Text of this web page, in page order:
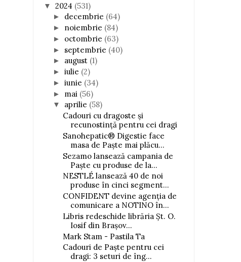
▼ 2024 (531)
► decembrie (64)
► noiembrie (84)
► octombrie (63)
► septembrie (40)
► august (1)
► iulie (2)
► iunie (34)
► mai (56)
▼ aprilie (58)
Cadouri cu dragoste și
recunostinţă pentru cei dragi
Sanohepatic® Digestie face
masa de Paște mai plăcu...
Sezamo lansează campania de
Paște cu produse de la...
NESTLÉ lansează 40 de noi
produse în cinci segment...
CONFIDENT devine agenția de
comunicare a NOTINO în...
Libris redeschide librăria Șt. O.
Iosif din Brașov...
Mark Stam - Pastila Ta
Cadouri de Paște pentru cei
dragi: 3 seturi de îng...